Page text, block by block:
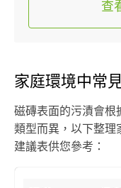
查
家庭環境中常
磁磚表面的污漬會根
類型而異，以下整理
建議表供您參考：